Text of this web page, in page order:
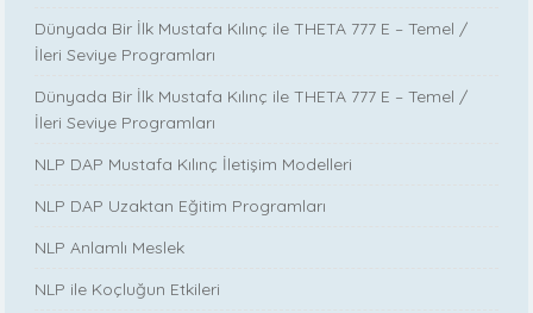
Dünyada Bir İlk Mustafa Kılınç ile THETA 777 E – Temel /
İleri Seviye Programları
Dünyada Bir İlk Mustafa Kılınç ile THETA 777 E – Temel /
İleri Seviye Programları
NLP DAP Mustafa Kılınç İletişim Modelleri
NLP DAP Uzaktan Eğitim Programları
NLP Anlamlı Meslek
NLP ile Koçluğun Etkileri